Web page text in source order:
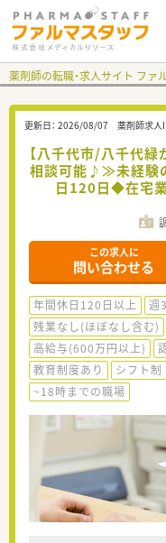
薬剤師の転職・求人サイト ファ
更新日： 2026/08/07 薬剤師求人
【八千代市/八千代
相談可能♪≫未経験
日120日◆在宅
この求人に
問い合わせる
年間休日120日以上 週
残業なし(ほぼなし含む)
高給与(600万円以上)
教育制度あり
シフト制
~18時までの職場